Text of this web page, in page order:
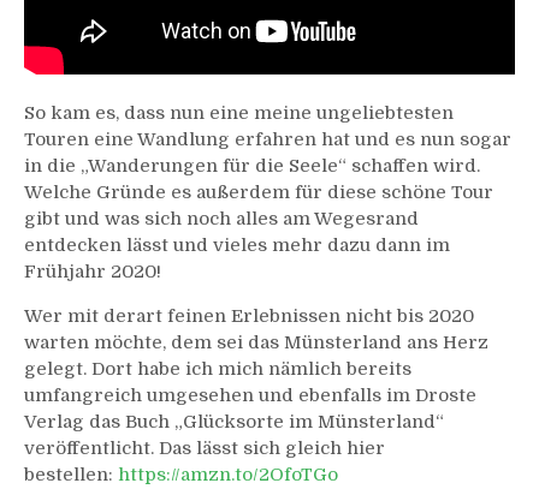
So kam es, dass nun eine meine ungeliebtesten
Touren eine Wandlung erfahren hat und es nun sogar
in die „Wanderungen für die Seele“ schaffen wird.
Welche Gründe es außerdem für diese schöne Tour
gibt und was sich noch alles am Wegesrand
entdecken lässt und vieles mehr dazu dann im
Frühjahr 2020!
Wer mit derart feinen Erlebnissen nicht bis 2020
warten möchte, dem sei das Münsterland ans Herz
gelegt. Dort habe ich mich nämlich bereits
umfangreich umgesehen und ebenfalls im Droste
Verlag das Buch „Glücksorte im Münsterland“
veröffentlicht. Das lässt sich gleich hier
bestellen: https://amzn.to/2OfoTGo